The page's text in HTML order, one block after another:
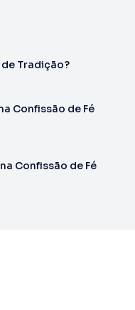
Tradição?
Confissão de Fé
Confissão de Fé